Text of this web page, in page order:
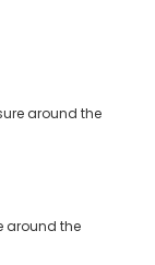
around the
around the